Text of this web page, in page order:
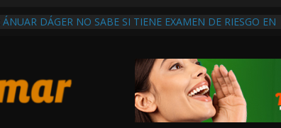
ÁNUAR DÁGER NO SABE SI TIENE EXAMEN DE RIESGO EN
LOS TRANSBORDOS PORQUE “HAY MENOS
CONTAMINACIÓN”
EN LAS TRIPAS DEL JAGUAR: 07 DE AGOSTO DE 2026
LAYDA SANSORES ES CAPTADA PASEANDO EN LA
EXCLUSIVA CALLE SERRANO DE MADRID, ESPAÑA